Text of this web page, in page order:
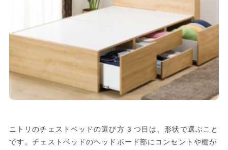
ニトリのチェストベッドの選び方3つ目は、形状で選ぶこと
です。チェストベッドのヘッドボード部にコンセントや棚が